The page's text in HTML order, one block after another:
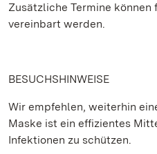
Zusätzliche Termine
vereinbart werden.
BESUCHSHINWEISE
Wir empfehlen, weiterhin
Maske ist ein effizientes
Infektionen zu schützen.